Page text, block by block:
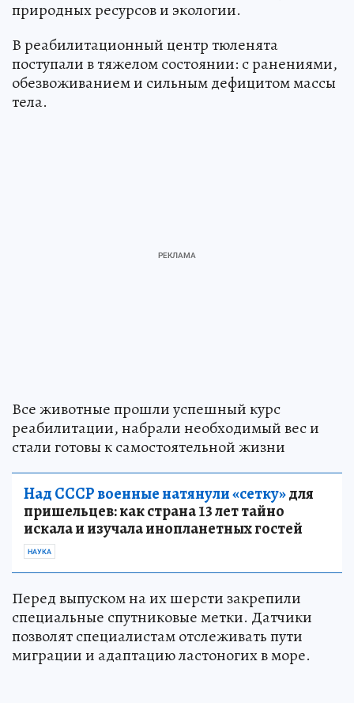
природных ресурсов и экологии.
В реабилитационный центр тюленята
поступали в тяжелом состоянии: с ранениями,
обезвоживанием и сильным дефицитом массы
тела.
Все животные прошли успешный курс
реабилитации, набрали необходимый вес и
стали готовы к самостоятельной жизни
Над СССР военные натянули «сетку»для
пришельцев: как страна 13 лет тайно
искала и изучала инопланетных гостей
НАУКА
Перед выпуском на их шерсти закрепили
специальные спутниковые метки. Датчики
позволят специалистам отслеживать пути
миграции и адаптацию ластоногих в море.